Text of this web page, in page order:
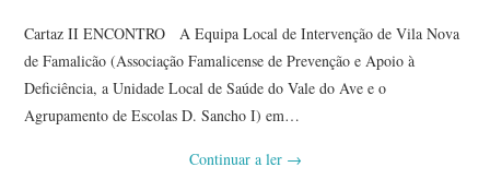
Cartaz II ENCONTRO A Equipa Local de Intervenção de Vila Nova
de Famalicão (Associação Famalicense de Prevenção e Apoio à
Deficiência, a Unidade Local de Saúde do Vale do Ave e o
Agrupamento de Escolas D. Sancho I) em…
Continuar a ler →